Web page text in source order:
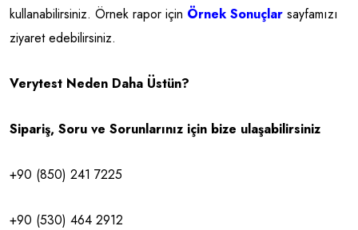
kullanabilirsiniz. Örnek rapor için Örnek Sonuçlar sayfamızı
ziyaret edebilirsiniz.
Verytest Neden Daha Üstün?
Sipariş, Soru ve Sorunlarınız için bize ulaşabilirsiniz
+90 (850) 241 7225
+90 (530) 464 2912